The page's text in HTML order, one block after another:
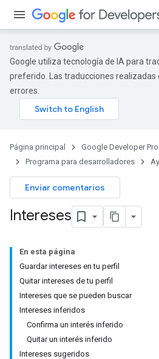
Google utiliza tecnología de IA para
preferido. Las traducciones realizadas
errores.
Página principal
Google Developer
Programa para desarrolladores
Enviar comentarios
Intereses
En esta página
Guardar intereses en tu perfil
Quitar intereses de tu perfil
Intereses que se pueden buscar
Intereses inferidos
Confirma un interés inferido
Quitar un interés inferido
Intereses sugeridos